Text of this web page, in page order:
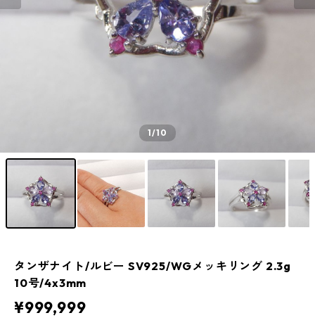
1/10
タンザナイト/ルビー SV925/WGメッキリング 2.3g
10号/4x3mm
¥999,999